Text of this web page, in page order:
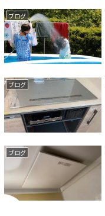
ブログ
ブログ
ブログ